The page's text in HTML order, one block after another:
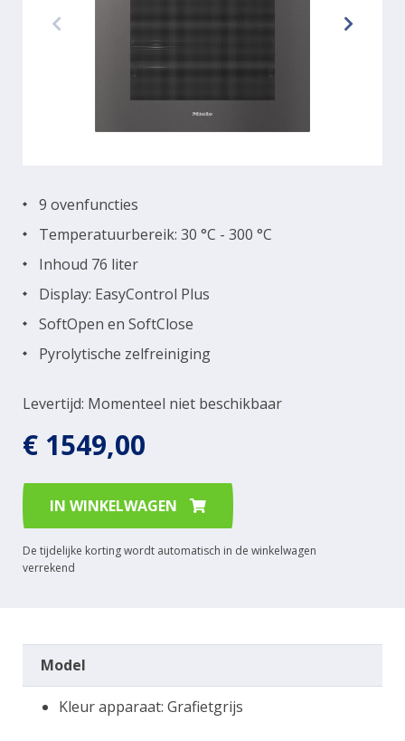
Levertijd: Momenteel niet beschikbaar
9 ovenfuncties
Temperatuurbereik: 30 °C - 300 °C
Inhoud 76 liter
Display: EasyControl Plus
SoftOpen en SoftClose
Pyrolytische zelfreiniging
€ 1549,00
IN WINKELWAGEN
De tijdelijke korting wordt automatisch in de winkelwagen
verrekend
Model
Kleur apparaat: Grafietgrijs